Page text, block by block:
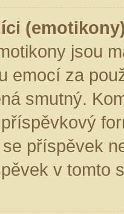
jsou
emocí za
smutný.
příspěvek
v tomto